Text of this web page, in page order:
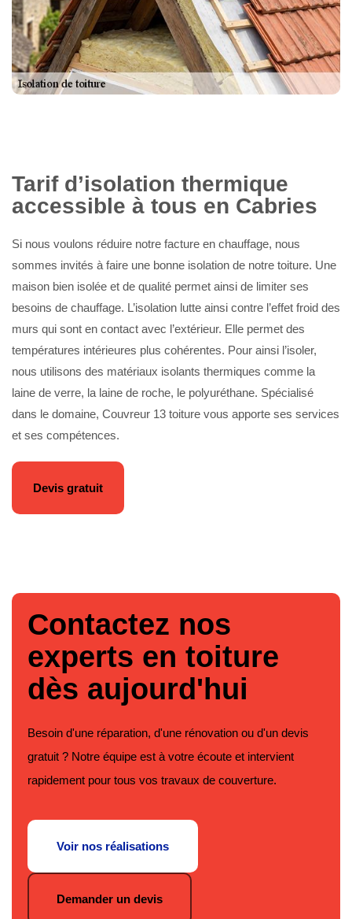
Tarif d’isolation thermique
accessible à tous en Cabries
Si nous voulons réduire notre facture en chauffage, nous
sommes invités à faire une bonne isolation de notre toiture. Une
maison bien isolée et de qualité permet ainsi de limiter ses
besoins de chauffage. L’isolation lutte ainsi contre l’effet froid des
murs qui sont en contact avec l’extérieur. Elle permet des
températures intérieures plus cohérentes. Pour ainsi l’isoler,
nous utilisons des matériaux isolants thermiques comme la
laine de verre, la laine de roche, le polyuréthane. Spécialisé
dans le domaine, Couvreur 13 toiture vous apporte ses services
et ses compétences.
Devis gratuit
Contactez nos
experts en toiture
dès aujourd'hui
Besoin d'une réparation, d'une rénovation ou d'un devis
gratuit ? Notre équipe est à votre écoute et intervient
rapidement pour tous vos travaux de couverture.
Voir nos réalisations
Demander un devis